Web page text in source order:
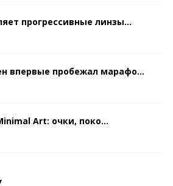
прогрессивные линзы...
впервые пробежал марафо...
Art: очки, поко...